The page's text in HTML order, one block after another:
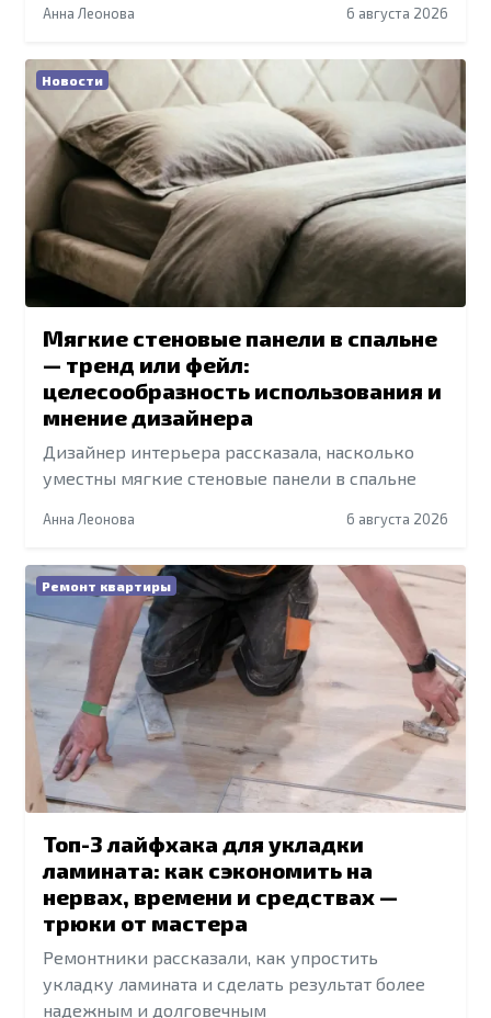
Анна Леонова 6 августа 2026
Новости
Мягкие стеновые панели в спальне
— тренд или фейл:
целесообразность использования и
мнение дизайнера
Дизайнер интерьера рассказала, насколько
уместны мягкие стеновые панели в спальне
Анна Леонова 6 августа 2026
Ремонт квартиры
Топ-3 лайфхака для укладки
ламината: как сэкономить на
нервах, времени и средствах —
трюки от мастера
Ремонтники рассказали, как упростить
укладку ламината и сделать результат более
надежным и долговечным